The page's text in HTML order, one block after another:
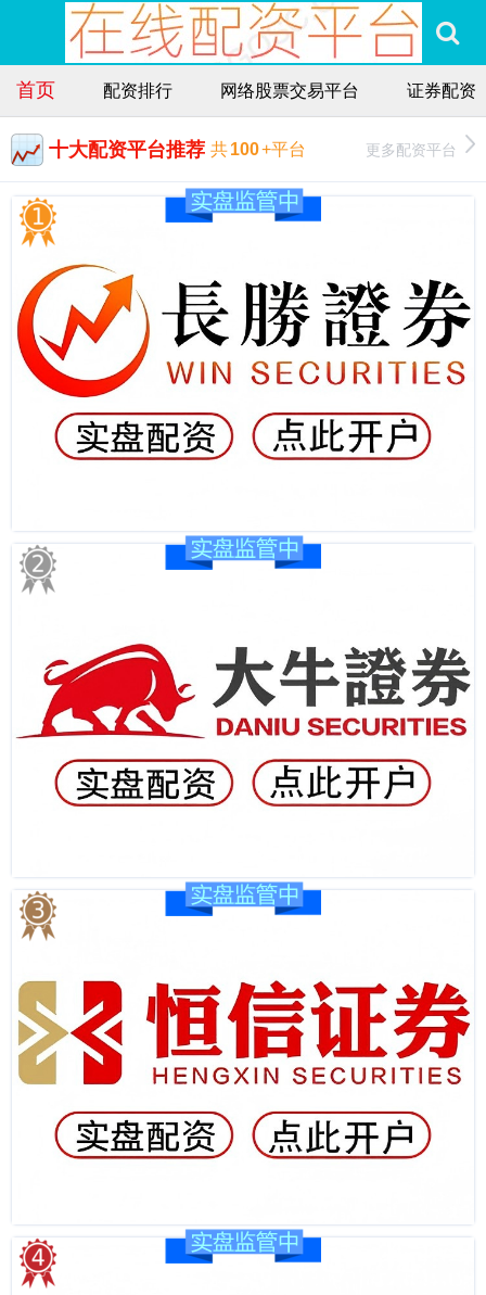
首页 配资排行 网络股票交易平台 证券配资
十大配资平台推荐 共100+平台 更多配资平台